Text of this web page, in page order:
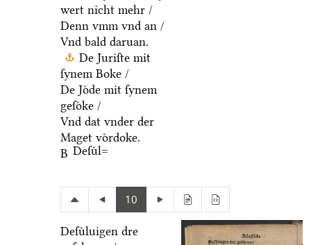
wert nicht mehr /
Denn vmm vnd an /
Vnd bald daruan.
De Juriſte mit
ſynem Boke /
De Joͤde mit ſynem
geſoͤke /
Vnd dat vnder der
Maget voͤrdoke.
B Deſuͤl=
10
Deſuͤluigen dre